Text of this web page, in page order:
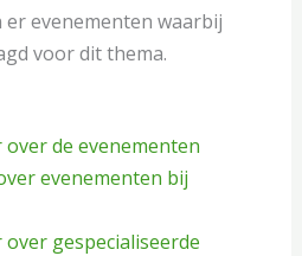
evenementen waarbij
voor dit thema.
de evenementen
evenementen bij
gespecialiseerde